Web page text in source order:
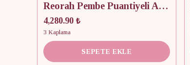
Reorah Pembe Puantiyeli Advent Calendar 12 Adet
4,280.90 ₺
3 Kaplama
SEPETE EKLE